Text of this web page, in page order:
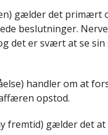
gælder det primært
beslutninger.
det er svært at se
handler om at
opstod.
fremtid) gælder det at